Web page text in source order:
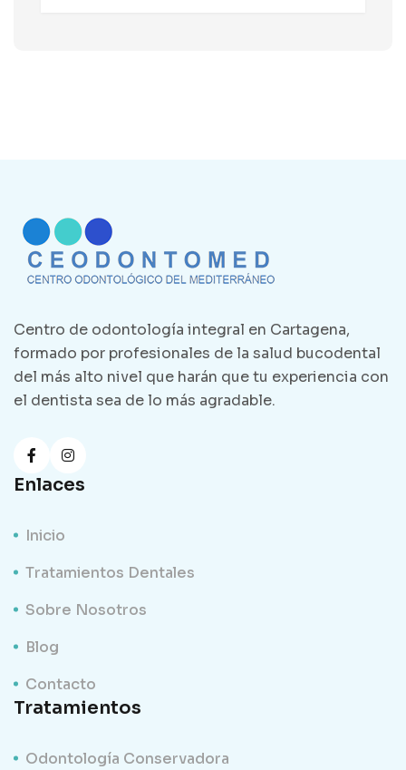
Centro de odontología integral en Cartagena,
formado por profesionales de la salud bucodental
del más alto nivel que harán que tu experiencia con
el dentista sea de lo más agradable.
Enlaces
Inicio
Tratamientos Dentales
Sobre Nosotros
Blog
Contacto
Tratamientos
Odontología Conservadora